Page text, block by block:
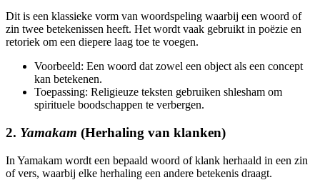
Dit is een klassieke vorm van woordspeling waarbij een woord of
zin twee betekenissen heeft. Het wordt vaak gebruikt in poëzie en
retoriek om een diepere laag toe te voegen.
Voorbeeld: Een woord dat zowel een object als een concept
kan betekenen.
Toepassing: Religieuze teksten gebruiken shlesham om
spirituele boodschappen te verbergen.
2. Yamakam (Herhaling van klanken)
In Yamakam wordt een bepaald woord of klank herhaald in een zin
of vers, waarbij elke herhaling een andere betekenis draagt.